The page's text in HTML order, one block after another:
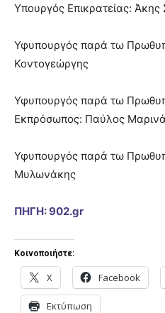
Υπουργός Επικρατείας: Άκης
Υφυπουργός παρά τω
Κοντογεώργης
Υφυπουργός παρά τω
Εκπρόσωπος: Παύλος
Υφυπουργός παρά τω
Μυλωνάκης
ΠΗΓΗ: 902.gr
Κοινοποιήστε:
X Facebook
Εκτύπωση